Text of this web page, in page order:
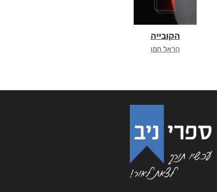
הקובייה
הראל חמו